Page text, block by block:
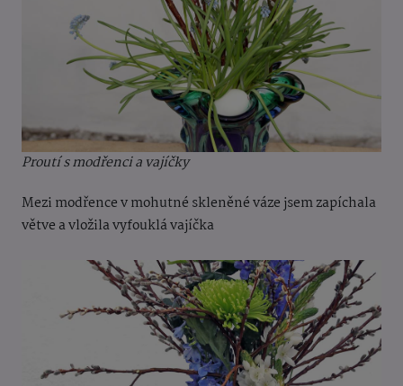
Proutí s modřenci a vajíčky
Mezi modřence v mohutné skleněné váze jsem zapíchala
větve a vložila vyfouklá vajíčka